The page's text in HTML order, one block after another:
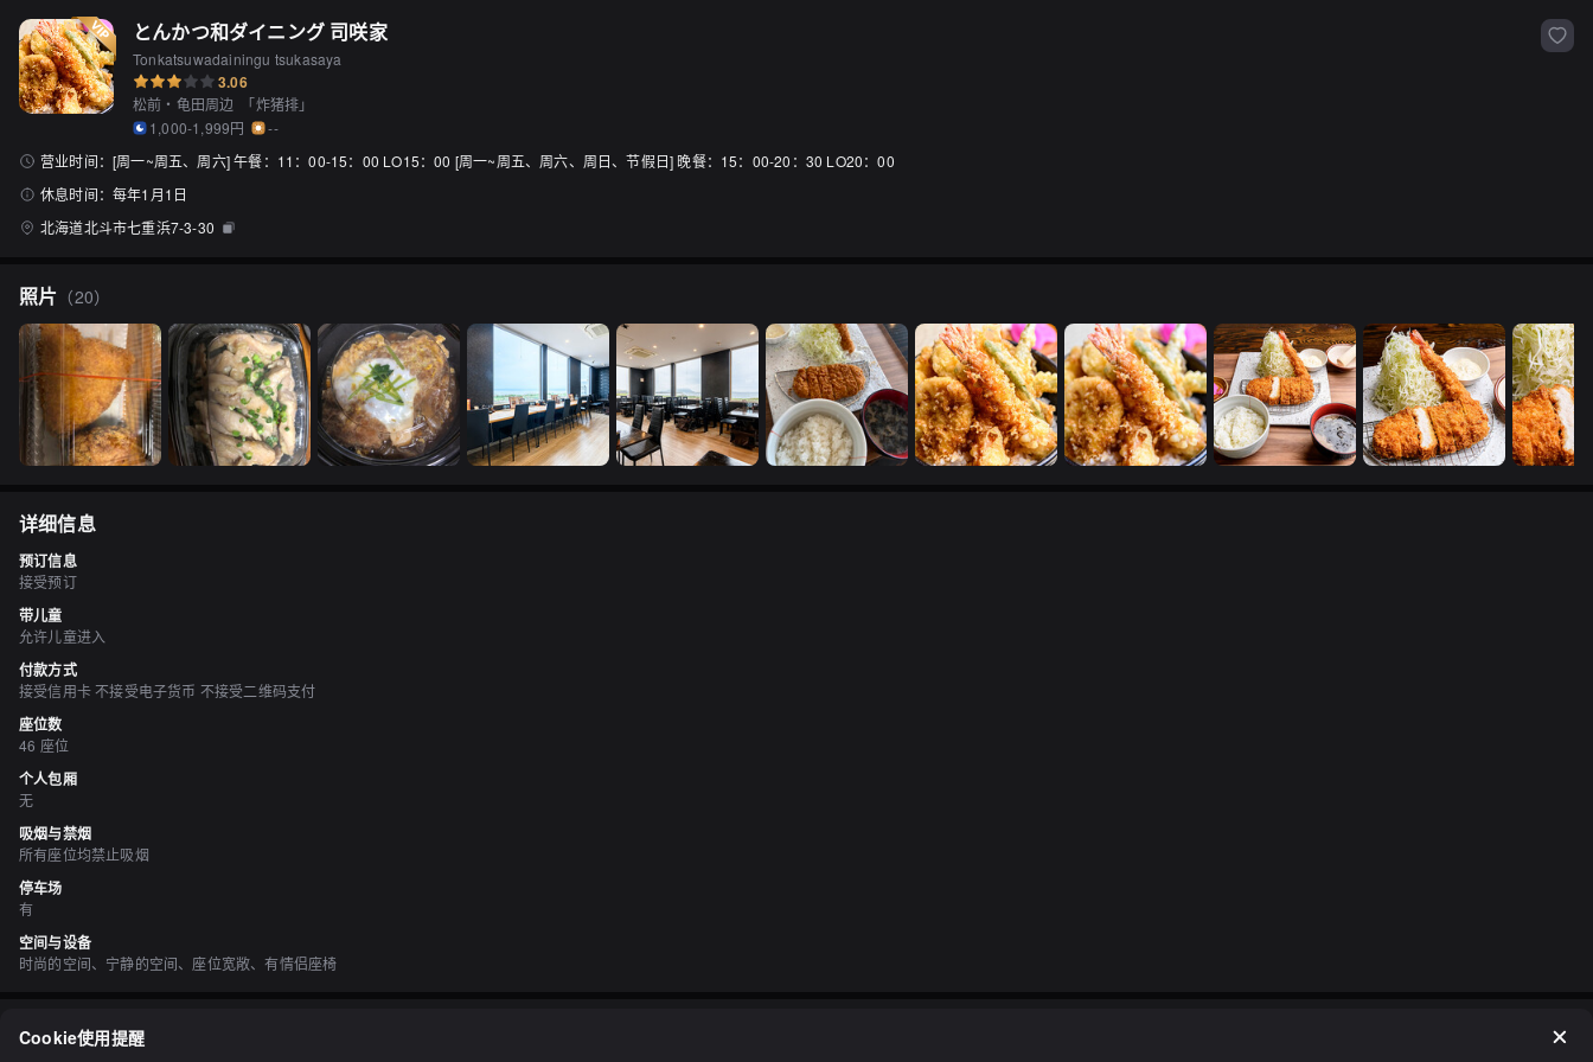
とんかつ和ダイニング 司咲家
Tonkatsuwadainingu tsukasaya
3.06
松前・龟田周边 「炸猪排」
1,000-1,999円
--
营业时间： [周一~周五、周六] 午餐：11：00-15：00 LO15：00 [周一~周五、周六、周日、节假日] 晚餐：15：00-20：30 LO20：00
休息时间： 每年1月1日
北海道北斗市七重浜7-3-30
照片 （20）
详细信息
预订信息
接受预订
带儿童
允许儿童进入
付款方式
接受信用卡 不接受电子货币 不接受二维码支付
座位数
46 座位
个人包厢
无
吸烟与禁烟
所有座位均禁止吸烟
停车场
有
空间与设备
时尚的空间、宁静的空间、座位宽敞、有情侣座椅
评价（8）
Cookie使用提醒